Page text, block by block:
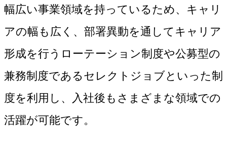
幅広い事業領域を持っているため、キャリ
アの幅も広く、部署異動を通してキャリア
形成を行うローテーション制度や公募型の
兼務制度であるセレクトジョブといった制
度を利用し、入社後もさまざまな領域での
活躍が可能です。